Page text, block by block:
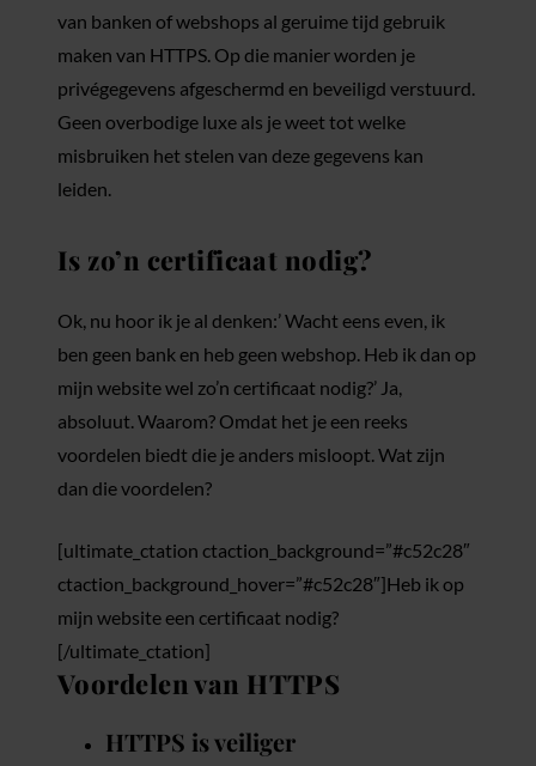
van banken of webshops al geruime tijd gebruik
maken van HTTPS. Op die manier worden je
privégegevens afgeschermd en beveiligd verstuurd.
Geen overbodige luxe als je weet tot welke
misbruiken het stelen van deze gegevens kan
leiden.
Is zo’n certificaat nodig?
Ok, nu hoor ik je al denken:’ Wacht eens even, ik
ben geen bank en heb geen webshop. Heb ik dan op
mijn website wel zo’n certificaat nodig?’ Ja,
absoluut. Waarom? Omdat het je een reeks
voordelen biedt die je anders misloopt. Wat zijn
dan die voordelen?
[ultimate_ctation ctaction_background=”#c52c28″
ctaction_background_hover=”#c52c28″]Heb ik op
mijn website een certificaat nodig?
[/ultimate_ctation]
Voordelen van HTTPS
HTTPS is veiliger